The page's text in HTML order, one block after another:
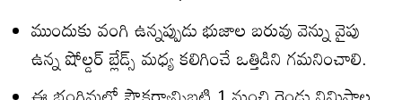
ముందుకు వంగి ఉన్నప్పుడు భుజాల బరువు వెన్ను వైపు
ఉన్న షోల్డర్‌ బ్లేడ్స్‌ మధ్య కలిగించే ఒత్తిడిని గమనించాలి.